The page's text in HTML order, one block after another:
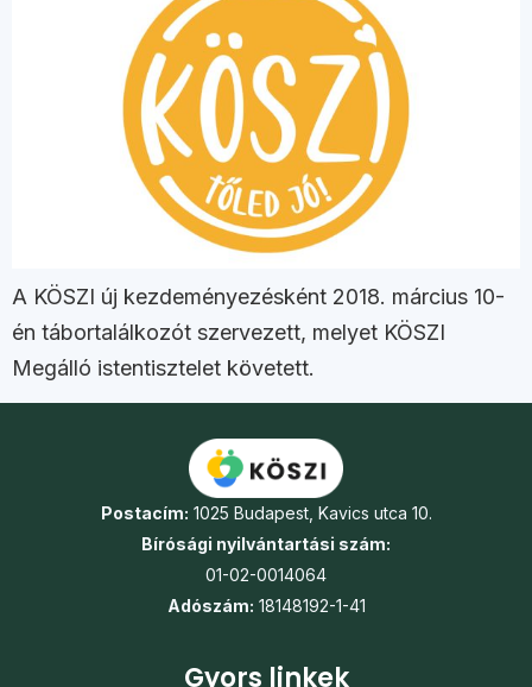
A KÖSZI új kezdeményezésként 2018. március 10-
én tábortalálkozót szervezett, melyet KÖSZI
Megálló istentisztelet követett.
Postacím: 1025 Budapest, Kavics utca 10.
Bírósági nyilvántartási szám:
01-02-0014064
Adószám: 18148192-1-41
Gyors linkek